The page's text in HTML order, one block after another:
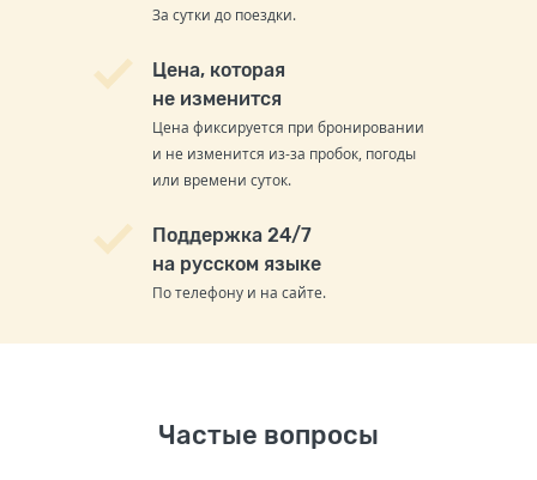
За сутки до поездки.
Цена, которая
не изменится
Цена фиксируется при бронировании
и не изменится из-за пробок, погоды
или времени суток.
Поддержка 24/7
на русском языке
По телефону и на сайте.
Частые вопросы